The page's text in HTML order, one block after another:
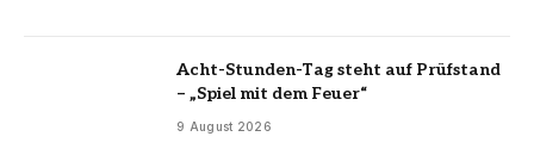
Acht-Stunden-Tag steht auf Prüfstand
– „Spiel mit dem Feuer“
9 August 2026